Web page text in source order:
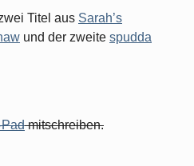
Titel aus Sarah’s
und der zweite spudda
mitschreiben.